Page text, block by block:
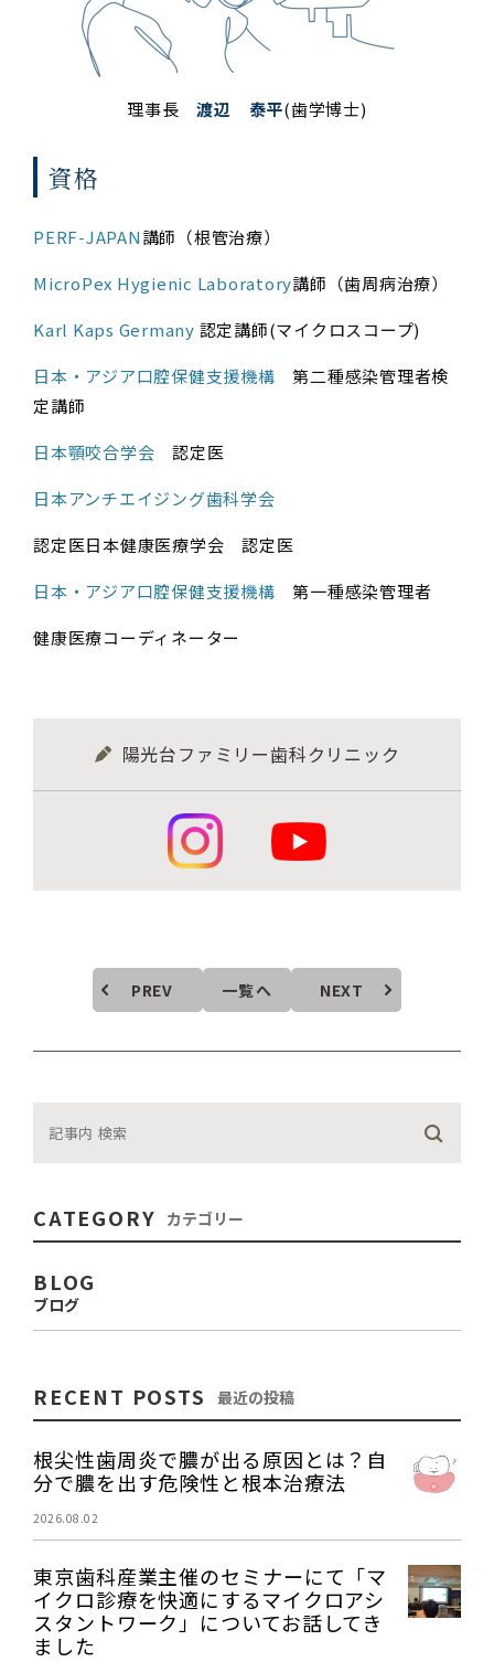
理事長 渡辺 泰平(歯学博士)
資格
PERF-JAPAN講師（根管治療）
MicroPe​x Hygienic Laboratory講師（歯周病治療）
Karl Kaps Germany 認定講師(マイクロスコープ)
日本・アジア口腔保健支援機構 第二種感染管理者検
定講師
日本顎咬合学会 認定医
日本アンチエイジング歯科学会
認定医日本健康医療学会 認定医
日本・アジア口腔保健支援機構 第一種感染管理者
健康医療コーディネーター
陽光台ファミリー歯科クリニック
PREV 一覧へ NEXT
CATEGORY カテゴリー
BLOG
ブログ
RECENT POSTS 最近の投稿
根尖性歯周炎で膿が出る原因とは？自
分で膿を出す危険性と根本治療法
2026.08.02
東京歯科産業主催のセミナーにて「マ
イクロ診療を快適にするマイクロアシ
スタントワーク」についてお話してき
ました